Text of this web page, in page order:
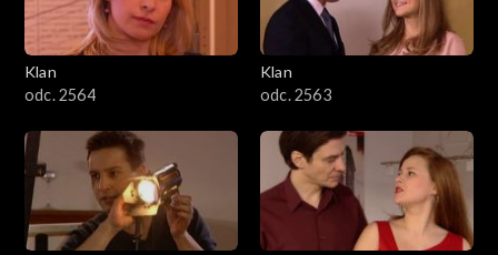
Klan
odc. 2564
Klan
odc. 2563